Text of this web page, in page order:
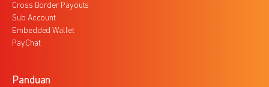
Cross Border Payouts
Sub Account
Embedded Wallet
PayChat
Panduan